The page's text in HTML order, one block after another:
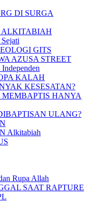
DI SURGA
ALKITABIAH
GITS
AZUSA STREET
KALAH
KESESATAN?
HANYA
ULANG?
Alkitabiah
Rupa Allah
SAAT RAPTURE